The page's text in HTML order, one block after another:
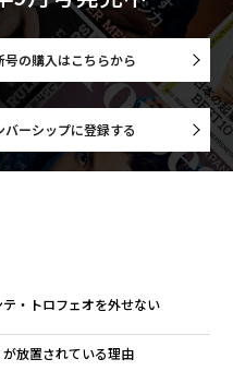
号の購入はこちらから
バーシップに登録する
・トロフェオを外せない
放置されている理由